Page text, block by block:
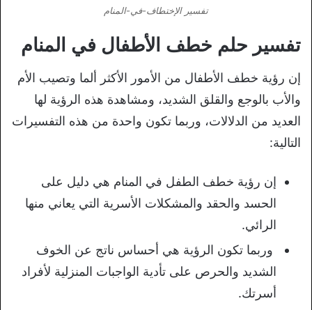
تفسير الإختطاف-في-المنام
تفسير حلم خطف الأطفال في المنام
إن رؤية خطف الأطفال من الأمور الأكثر ألما وتصيب الأم
والأب بالوجع والقلق الشديد، ومشاهدة هذه الرؤية لها
العديد من الدلالات، وربما تكون واحدة من هذه التفسيرات
التالية:
إن رؤية خطف الطفل في المنام هي دليل على
الحسد والحقد والمشكلات الأسرية التي يعاني منها
الرائي.
وربما تكون الرؤية هي أحساس ناتج عن الخوف
الشديد والحرص على تأدية الواجبات المنزلية لأفراد
أسرتك.